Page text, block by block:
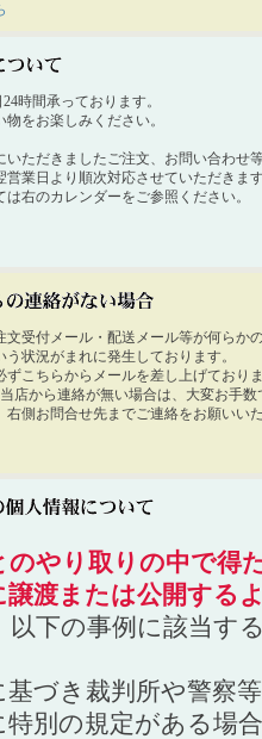
時間承っております。
物をお楽しみください。
いただきましたご注文、お問い合わせ
営業日より順次対応させていただきま
は右のカレンダーをご参照ください。
文受付メール・配送メール等が何らか
う状況がまれに発生しております。
ずこちらからメールを差し上げており
店から連絡が無い場合は、大変お手数
右側お問合せ先までご連絡をお願いい
のやり取りの中で得
譲渡または公開する
以下の事例に該当す
基づき裁判所や警察
特別の規定がある場合